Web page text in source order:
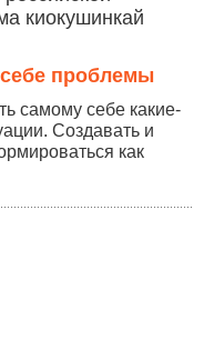
киокушинкай
проблемы
самому себе какие-
Создавать и
как